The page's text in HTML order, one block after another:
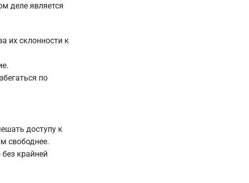
деле является
их склонности к
по
доступу к
свободнее.
крайней